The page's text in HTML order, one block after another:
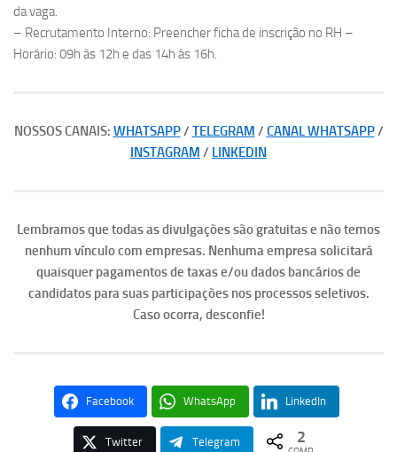
da vaga.
– Recrutamento Interno: Preencher ficha de inscrição no RH –
Horário: 09h às 12h e das 14h às 16h.
NOSSOS CANAIS: WHATSAPP/ TELEGRAM / CANAL WHATSAPP/
INSTAGRAM / LINKEDIN
Lembramos que todas as divulgações são gratuitas e não temos
nenhum vínculo com empresas. Nenhuma empresa solicitará
quaisquer pagamentos de taxas e/ou dados bancários de
candidatos para suas participações nos processos seletivos.
Caso ocorra, desconfie!
Facebook WhatsApp LinkedIn
Twitter Telegram 2